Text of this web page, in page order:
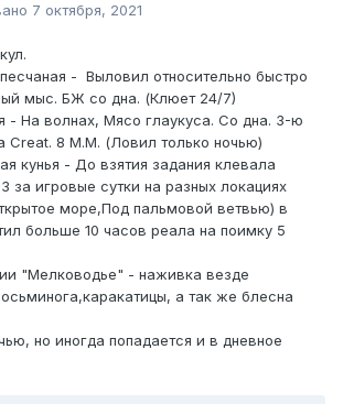
7 октября, 2021
- Выловил относительно быстро
мыс. БЖ со дна. (Клюет 24/7)
- На волнах, Мясо глаукуса. Со дна. 3-ю
Creat. 8 М.М. (Ловил только ночью)
кунья - До взятия задания клевала
за игровые сутки на разных локациях
море,Под пальмовой ветвью) в
больше 10 часов реала на поимку 5
"Мелководье" - наживка везде
а так же блесна
но иногда попадается и в дневное